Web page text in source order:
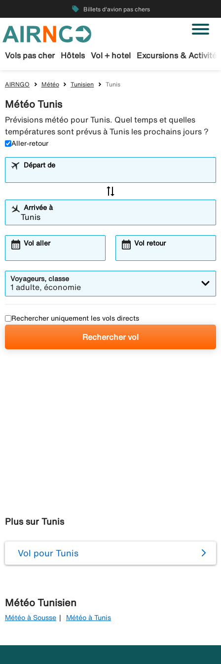
local_offer Billets d'avion pas chers
Vols pas cher Hôtels Vol + hotel Excursions & Activités
AIRNGO Météo Tunisien Tunis
Météo Tunis
Prévisions météo pour Tunis. Quel temps et quelles
températures sont prévus à Tunis les prochains jours ?
Aller-retour
Départ de
sync_alt
Arrivée à
Vol aller
calendar_month Vol retour
calendar_month
Voyageurs, classe
1 adulte, économie
Rechercher uniquement les vols directs
Rechercher vol
Plus sur Tunis
Vol pour Tunis
Météo Tunisien
Météo à Sousse Météo à Tunis